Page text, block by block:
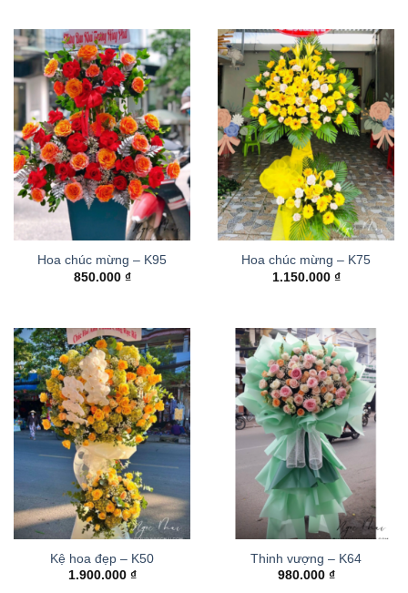
Hoa chúc mừng – K95
850.000 ₫
Hoa chúc mừng – K75
1.150.000 ₫
Kệ hoa đẹp – K50
1.900.000 ₫
Thinh vượng – K64
980.000 ₫